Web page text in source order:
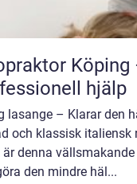
Köping
hjälp
lasange – Klarar den
och klassisk italiensk
är denna
den mindre häl...